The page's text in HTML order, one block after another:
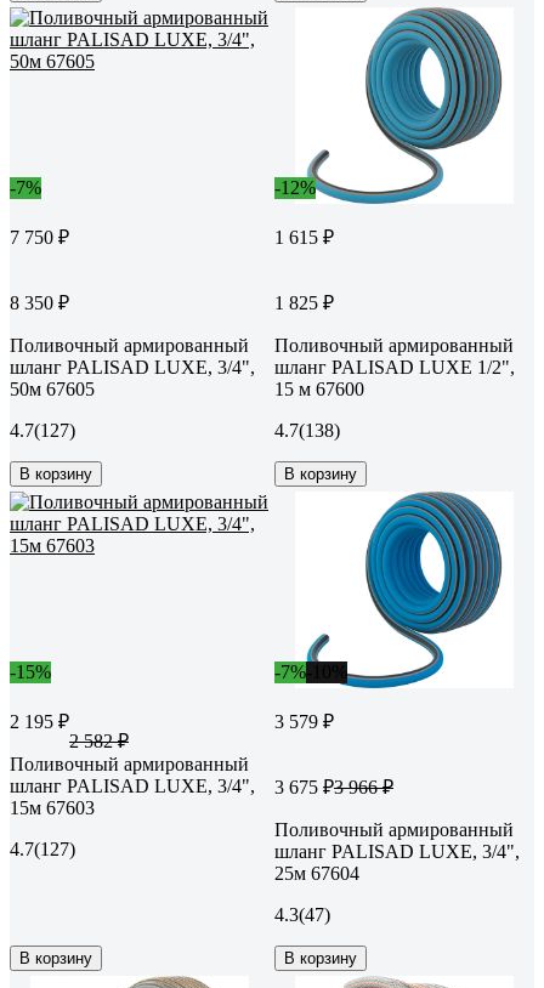
-7%
7 750 ₽
8 350 ₽
Поливочный армированный
шланг PALISAD LUXE, 3/4",
50м 67605
4.7(127)
В корзину
-12%
1 615 ₽
1 825 ₽
Поливочный армированный
шланг PALISAD LUXE 1/2",
15 м 67600
4.7(138)
В корзину
-15%
2 195 ₽
2 582 ₽
Поливочный армированный
шланг PALISAD LUXE, 3/4",
15м 67603
4.7(127)
В корзину
-7%
3 579 ₽
3 675 ₽3 966 ₽
Поливочный армированный
шланг PALISAD LUXE, 3/4",
25м 67604
4.3(47)
В корзину